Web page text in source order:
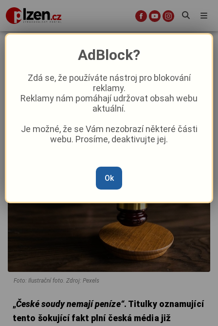
Česká justice na suchu – smutný
pohled na třetí moc ve státě
Aktuálně
13. 10. 2025|06:00
Foto: Ilustrační foto. Zdroj: Pexels
„České soudy nemají peníze“. Titulky oznamující
tento šokující fakt plní česká média již
AdBlock?
Zdá se, že používáte nástroj pro blokování
reklamy.
Reklamy nám pomáhají udržovat obsah webu
aktuální.
Je možné, že se Vám nezobrazí některé části
webu. Prosíme, deaktivujte jej.
Ok